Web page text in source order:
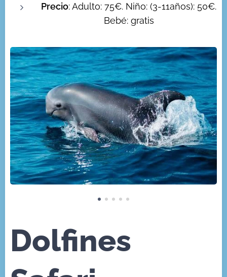
Precio: Adulto: 75€. Niño: (3-11años): 50€.
Bebé: gratis
Dolfines